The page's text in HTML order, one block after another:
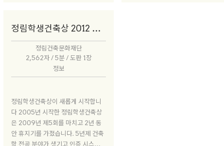
정림학생건축상 2012 개요
정림건축문화재단
2,562자 / 5분 / 도판 1장
정보
정림학생건축상이 새롭게 시작합니
다 2005년 시작한 정림학생건축상
은 2009년 제5회를 마치고 2년 동
안 휴지기를 가졌습니다. 5년제 건축
학 전공 분야가 생기고 인증 시스템이